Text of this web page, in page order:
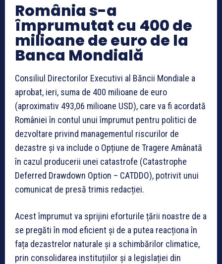
România s-a
împrumutat cu 400 de
milioane de euro de la
Banca Mondială
Consiliul Directorilor Executivi al Băncii Mondiale a
aprobat, ieri, suma de 400 milioane de euro
(aproximativ 493,06 milioane USD), care va fi acordată
României în contul unui împrumut pentru politici de
dezvoltare privind managementul riscurilor de
dezastre și va include o Opțiune de Tragere Amânată
în cazul producerii unei catastrofe (Catastrophe
Deferred Drawdown Option – CATDDO), potrivit unui
comunicat de presă trimis redacției.
Acest împrumut va sprijini eforturile țării noastre de a
se pregăti în mod eficient și de a putea reacționa în
fața dezastrelor naturale și a schimbărilor climatice,
prin consolidarea instituțiilor și a legislației din